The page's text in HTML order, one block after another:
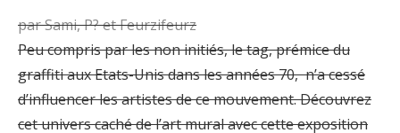
par Sami, P? et Feurzifeurz
Peu compris par les non initiés, le tag, prémice du
graffiti aux Etats-Unis dans les années 70, n’a cessé
d’influencer les artistes de ce mouvement. Découvrez
cet univers caché de l’art mural avec cette exposition